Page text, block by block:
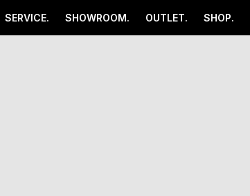
SERVICE. SHOWROOM. OUTLET. SHOP.